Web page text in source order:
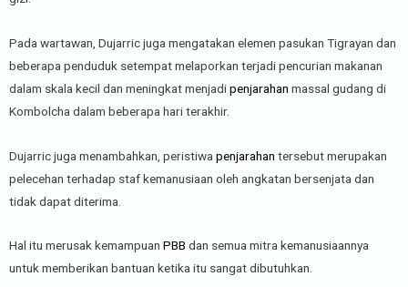
Pada wartawan, Dujarric juga mengatakan elemen pasukan Tigrayan dan
beberapa penduduk setempat melaporkan terjadi pencurian makanan
dalam skala kecil dan meningkat menjadipenjarahan massal gudang di
Kombolcha dalam beberapa hari terakhir.
Dujarric juga menambahkan, peristiwa penjarahan tersebut merupakan
pelecehan terhadap staf kemanusiaan oleh angkatan bersenjata dan
tidak dapat diterima.
Hal itu merusak kemampuan PBB dan semua mitra kemanusiaannya
untuk memberikan bantuan ketika itu sangat dibutuhkan.